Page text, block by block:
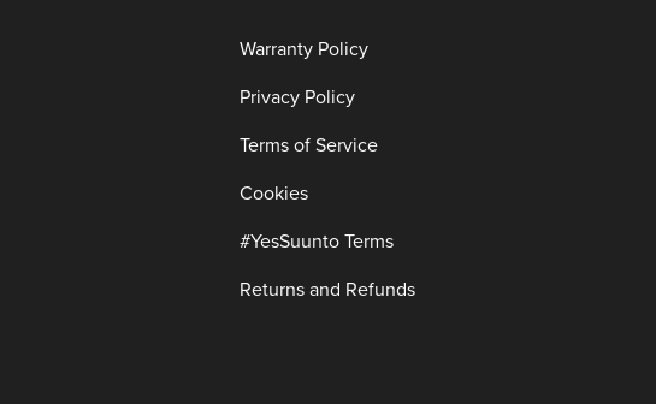
Warranty Policy
Privacy Policy
Terms of Service
Cookies
#YesSuunto Terms
Returns and Refunds